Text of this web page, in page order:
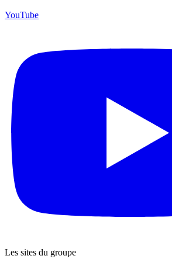
YouTube
Les sites du groupe